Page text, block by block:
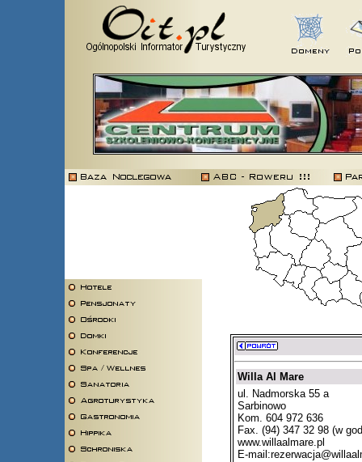
Willa Al Mare
ul. Nadmorska 55 a
Sarbinowo
Kom. 604 972 636
Fax. (94) 347 32 98 (w
www.willaalmare.pl
E-mail: